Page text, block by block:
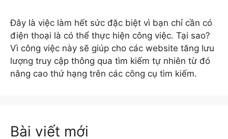
Đây là việc làm hết sức đặc biệt vì bạn chỉ cần có
điện thoại là có thể thực hiện công việc. Tại sao?
Vì công việc này sẽ giúp cho các website tăng lưu
lượng truy cập thông qua tìm kiếm tự nhiên từ đó
nâng cao thứ hạng trên các công cụ tìm kiếm.
Bài viết mới